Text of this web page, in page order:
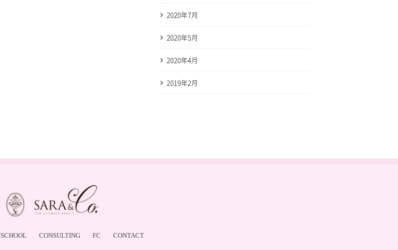
2020年7月
2020年5月
2020年4月
2019年2月
SCHOOL CONSULTING FC CONTACT